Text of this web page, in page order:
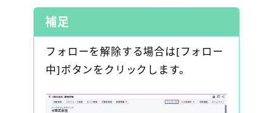
補足
フォローを解除する場合は[フォロー
中]ボタンをクリックします。